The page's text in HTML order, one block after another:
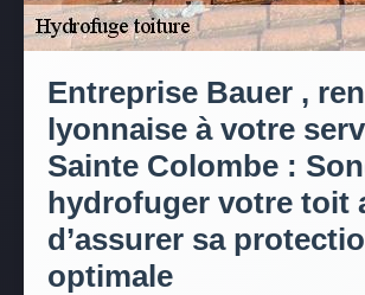
Entreprise Bauer ,
lyonnaise à votre
Sainte Colombe :
hydrofuger votre toit
d’assurer sa
optimale